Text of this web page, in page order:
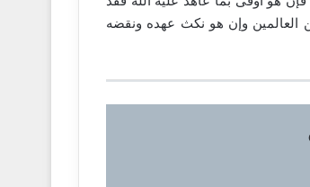
العالمين وإن هو نكث عهده ونقضه